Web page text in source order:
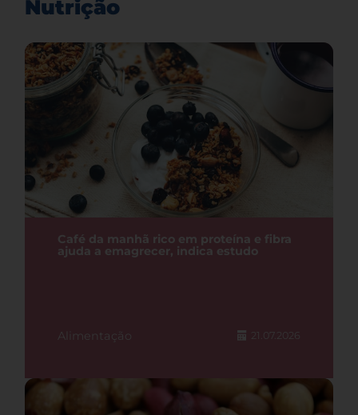
Nutrição
Café da manhã rico em proteína e fibra
ajuda a emagrecer, indica estudo
Alimentação 21.07.2026